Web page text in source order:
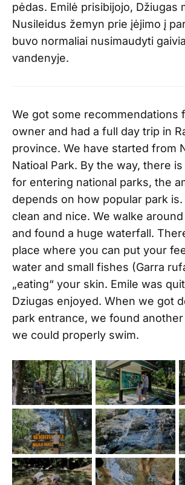
pėdas. Emilė prisibijojo, Džiugas
Nusileidus žemyn prie įėjimo į
buvo normaliai nusimaudyti
vandenyje.
We got some recommendations
owner and had a full day trip in
province. We have started from
Natioal Park. By the way, there
for entering national parks, the
depends on how popular park
clean and nice. We walke
and found a huge waterfall.
place where you can put your
water and small fishes (Garra
„eating“ your skin. Emile was
Dziugas enjoyed. When we got
park entrance, we found
we could properly swim.